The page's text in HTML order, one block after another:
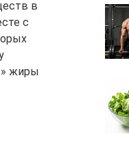
в
с
жиры